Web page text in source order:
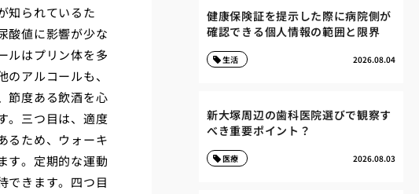
知られているた
酸値に影響が少な
ルはプリン体を多
アルコールも、
節度ある飲酒を心
。三つ目は、適度
るため、ウォーキ
す。定期的な運動
できます。四つ目
健康保険証を提示した際に病院側が
確認できる個人情報の範囲と限界
2026.08.04
生活
新大塚周辺の歯科医院選びで観察す
べき重要ポイント？
2026.08.03
医療